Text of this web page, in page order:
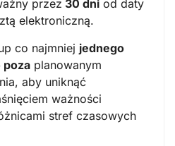
przez 30 dni od daty
elektroniczną.
co najmniej jednego
poza planowanym
aby uniknąć
ważności
stref czasowych